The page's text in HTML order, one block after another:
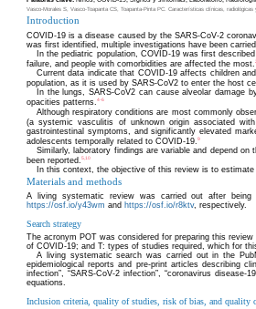
Vasco-Morales S, Vasco-Toapanta CS, Toapanta-Pinta PC. Características clínicas,
Introduction
COVID-19 is a disease caused by the SARS-CoV-2
was first identified, multiple investigations have been
In the pediatric population, COVID-19 was first
failure, and people with comorbidities are affected the most.
Current data indicate that COVID-19 affects children
population, as it is used by SARS-CoV2 to enter the host
In the lungs, SARS-CoV2 can cause alveolar damage
opacities patterns. 4-6
Although respiratory conditions are most commonly
(a systemic vasculitis of unknown origin associated
gastrointestinal symptoms, and significantly elevated
adolescents temporally related to COVID-19. 9
Similarly, laboratory findings are variable and depend
been reported.
5,10
In this context, the objective of this review is to
Materials and methods
A living systematic review was carried out after being
https://osf.io/y43wm and https://osf.io/r8ktv, respectively.
Search strategy
The acronym POT was considered for preparing this
of COVID-19; and T: types of studies required, which for
A living systematic search was carried out in the
epidemiological reports and pre-print articles describing
infection”, “SARS-CoV-2 infection”, “coronavirus disease-
equations.
Inclusion criteria, quality of studies, risk of bias, and quality